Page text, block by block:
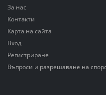
За нас
Контакти
Карта на сайта
Вход
Регистриране
Въпроси и разрешаване на